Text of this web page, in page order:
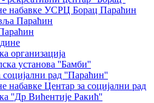
набавке УСРЦ Борац Параћин
Параћин
организација
установа ''Бамби''
социјални рад ''Параћин''
набавке Центар за социјални рад
''Др Вићентије Ракић''